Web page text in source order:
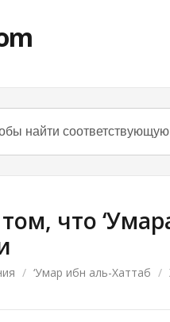
что
/ ‘Умар ибн аль-Хаттаб /